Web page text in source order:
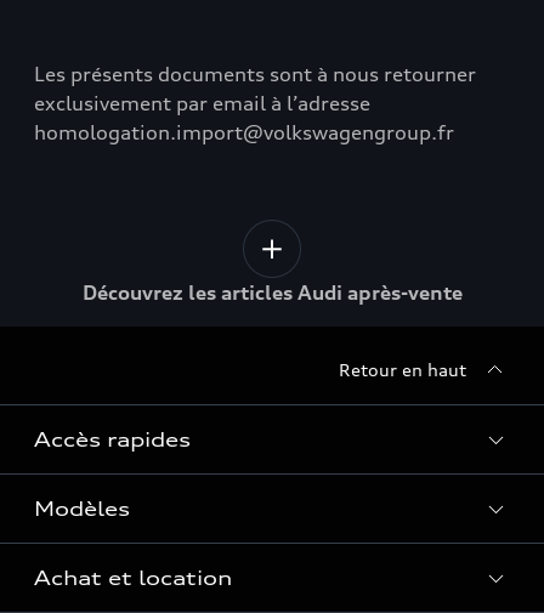
Les présents documents sont à nous retourner
exclusivement par email à l’adresse
homologation.import@volkswagengroup.fr
Découvrez les articles Audi après-vente
Retour en haut
Accès rapides
Quelle Audi me correspond ?
Tous les modèles
Modèles
Achat et location